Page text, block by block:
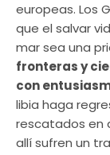
europeas. Los
que el salvar
mar sea una
fronteras y
con
libia haga
rescatados en
allí sufren un